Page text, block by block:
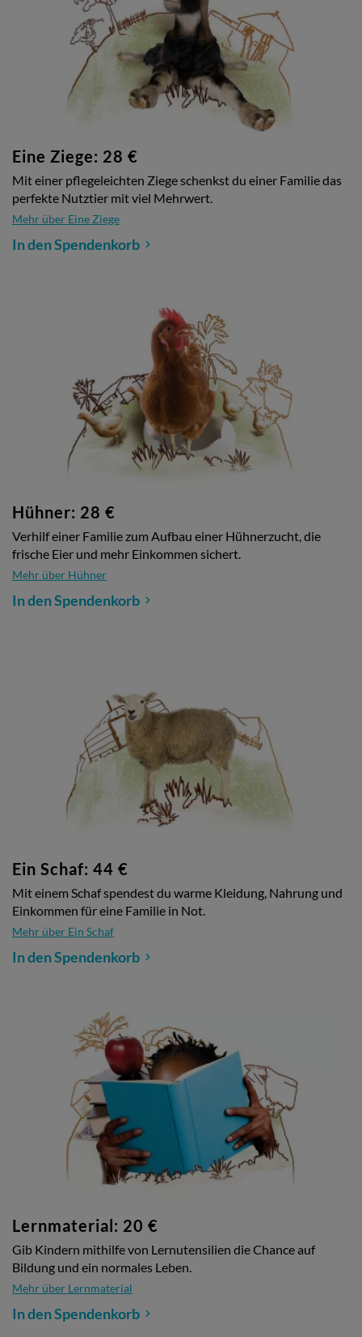
Eine Ziege: 28 €
Mit einer pflegeleichten Ziege schenkst du einer Familie das
perfekte Nutztier mit viel Mehrwert.
Mehr über Eine Ziege
In den Spendenkorb
Hühner: 28 €
Verhilf einer Familie zum Aufbau einer Hühnerzucht, die
frische Eier und mehr Einkommen sichert.
Mehr über Hühner
In den Spendenkorb
Ein Schaf: 44 €
Mit einem Schaf spendest du warme Kleidung, Nahrung und
Einkommen für eine Familie in Not.
Mehr über Ein Schaf
In den Spendenkorb
Lernmaterial: 20 €
Gib Kindern mithilfe von Lernutensilien die Chance auf
Bildung und ein normales Leben.
Mehr über Lernmaterial
In den Spendenkorb